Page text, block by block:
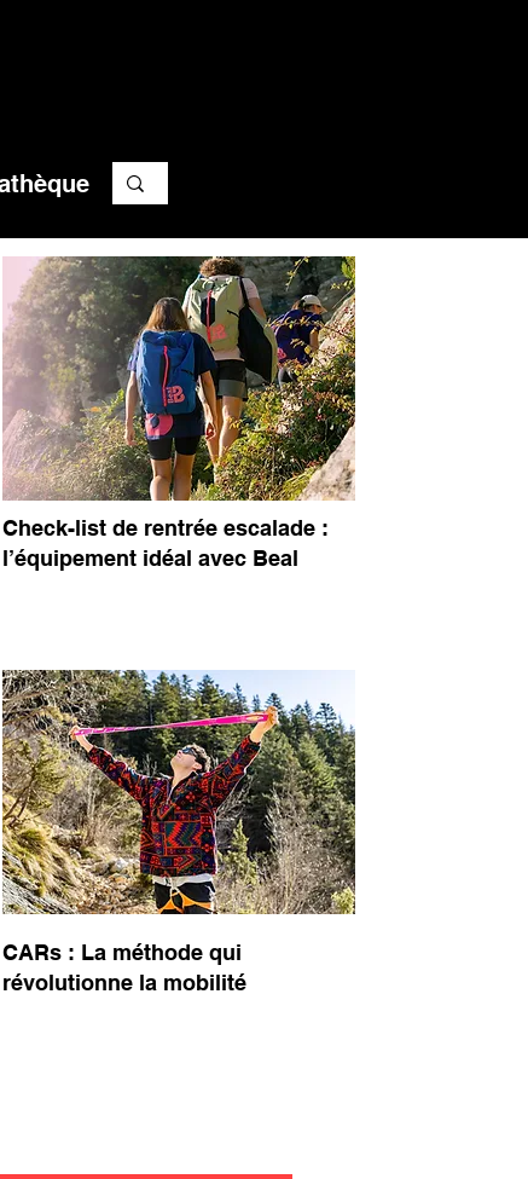
Check-list de rentrée escalade :
l’équipement idéal avec Beal
CARs : La méthode qui
révolutionne la mobilité